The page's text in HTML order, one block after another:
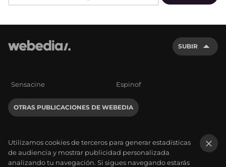
SUBIR
Sensacine Espinof
OTRAS PUBLICACIONES DE WEBEDIA
Utilizamos cookies de terceros para generar estadísticas
de audiencia y mostrar publicidad personalizada
analizando tu navegación. Si sigues navegando estarás